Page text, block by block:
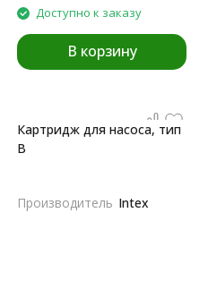
Доступно к заказу
В корзину
Картридж для насоса, тип
B
Производитель Intex